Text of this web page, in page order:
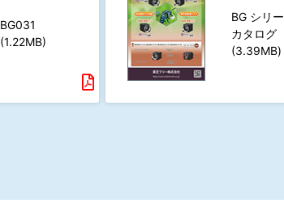
BG031
(1.22MB)
BG シリ
カタログ
(3.39MB)